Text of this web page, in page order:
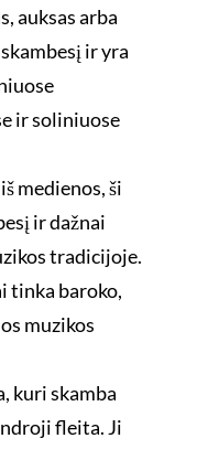
auksas arba
ir yra
ir soliniuose
medienos, ši
ir dažnai
tradicijoje.
tinka baroko,
muzikos
kuri skamba
fleita. Ji